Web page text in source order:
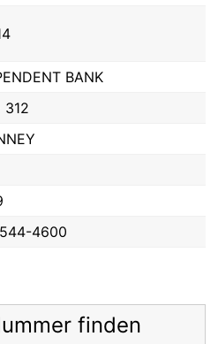
BANK
312
4600
finden